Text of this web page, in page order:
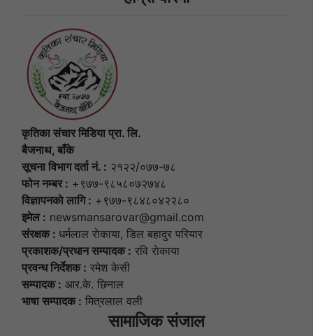
कृतिका संचार मिडिया प्रा. लि.
बैजनाथ, बाँके
सूचना विभाग दर्ता नं. : २१२२/०७७-७८
फोन नम्बर : +९७७-९८५८०७२७४८
विज्ञापनकाे लागि : +९७७-९८४८०४२२८०
इमेल : newsmansarovar@gmail.com
संरक्षक : धर्मलाल राेकाया, डिल बहादुर परियार
प्रकाशक/प्रधान सम्पादक : रवि राेकाया
प्रवन्ध निर्देशक : रमेश केसी
सम्पादक : आर.के. छिनाल
भाषा सम्पादक : मित्रलाल वली
सामाजिक संजाल